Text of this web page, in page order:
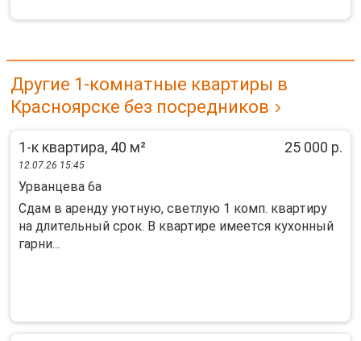
Другие 1-комнатные квартиры в
Красноярске без посредников
1-к квартира, 40 м² 25 000 р.
12.07.26 15:45
Урванцева 6а
Сдам в аренду уютную, светлую 1 комп. квартиру
на длительный срок. В квартире имеется кухонный
гарни...